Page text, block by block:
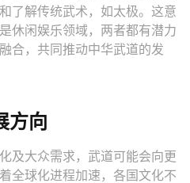
了解传统武术，如太极。这意
休闲娱乐领域，两者都有潜力
合，共同推动中华武道的发
方向
及大众需求，武道可能会向更
全球化进程加速，各国文化不